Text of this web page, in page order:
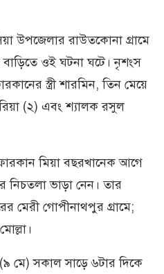
উপজেলার রাউতকোনা গ্রামে
বাড়িতে ওই ঘটনা ঘটে। নৃশংস
স্ত্রী শারমিন, তিন মেয়ে
(২) এবং শ্যালক রসুল
মিয়া বছরখানেক আগে
নিচতলা ভাড়া নেন। তার
মেরী গোপীনাথপুর গ্রামে;
মে) সকাল সাড়ে ৬টার দিকে